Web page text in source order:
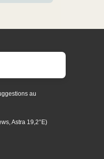
au
Astra 19,2°E)